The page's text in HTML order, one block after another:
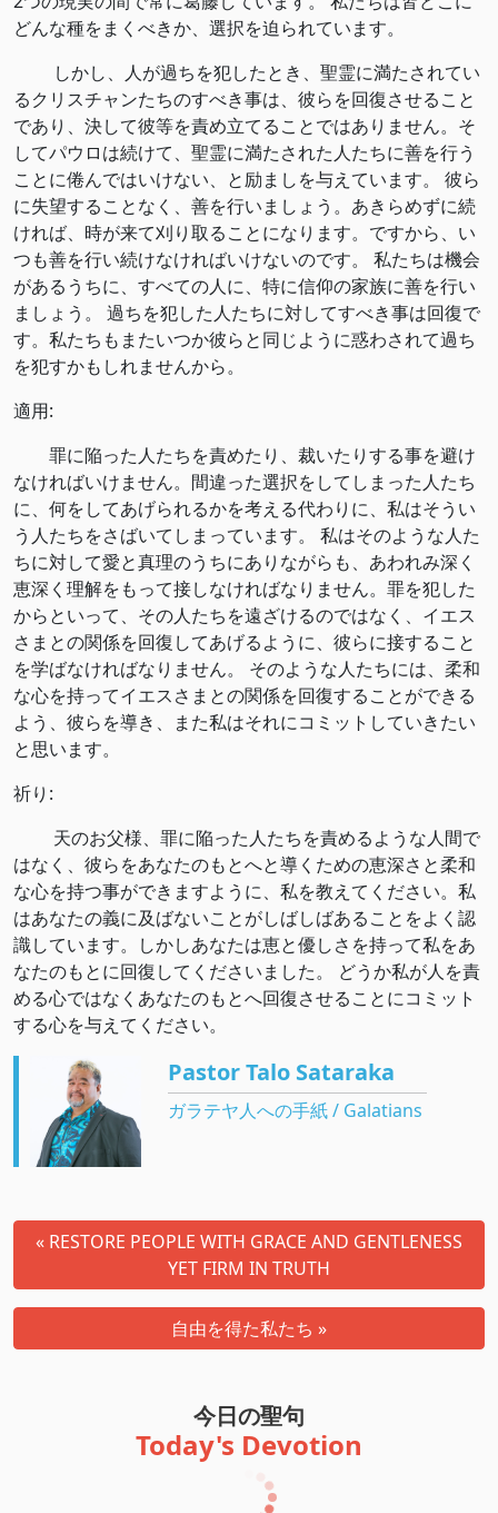
どんな種をまくべきか、選択を迫られています。
しかし、人が過ちを犯したとき、聖霊に満たされてい
るクリスチャンたちのすべき事は、彼らを回復させること
であり、決して彼等を責め立てることではありません。そ
してパウロは続けて、聖霊に満たされた人たちに善を行う
ことに倦んではいけない、と励ましを与えています。 彼ら
に失望することなく、善を行いましょう。あきらめずに続
ければ、時が来て刈り取ることになります。ですから、い
つも善を行い続けなければいけないのです。 私たちは機会
があるうちに、すべての人に、特に信仰の家族に善を行い
ましょう。 過ちを犯した人たちに対してすべき事は回復で
す。私たちもまたいつか彼らと同じように惑わされて過ち
を犯すかもしれませんから。
適用:
罪に陥った人たちを責めたり、裁いたりする事を避け
なければいけません。間違った選択をしてしまった人たち
に、何をしてあげられるかを考える代わりに、私はそうい
う人たちをさばいてしまっています。 私はそのような人た
ちに対して愛と真理のうちにありながらも、あわれみ深く
恵深く理解をもって接しなければなりません。罪を犯した
からといって、その人たちを遠ざけるのではなく、イエス
さまとの関係を回復してあげるように、彼らに接すること
を学ばなければなりません。 そのような人たちには、柔和
な心を持ってイエスさまとの関係を回復することができる
よう、彼らを導き、また私はそれにコミットしていきたい
と思います。
祈り:
天のお父様、罪に陥った人たちを責めるような人間で
はなく、彼らをあなたのもとへと導くための恵深さと柔和
な心を持つ事ができますように、私を教えてください。私
はあなたの義に及ばないことがしばしばあることをよく認
識しています。しかしあなたは恵と優しさを持って私をあ
なたのもとに回復してくださいました。 どうか私が人を責
める心ではなくあなたのもとへ回復させることにコミット
する心を与えてください。
Pastor Talo Sataraka
ガラテヤ人への手紙 / Galatians
« RESTORE PEOPLE WITH GRACE AND GENTLENESS
YET FIRM IN TRUTH
自由を得た私たち »
今日の聖句
Today's Devotion